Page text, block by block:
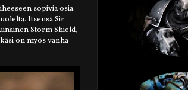
sopivia osia.
Itsensä Sir
Storm Shield,
on myös vanha